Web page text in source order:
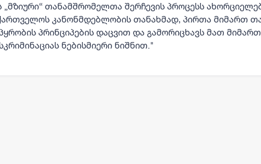
„მზიური“ თანამშრომელთა შერჩევის პროცესს
კანონმდებლობის თანახმად, პირთა მიმართ
პრინციპების დაცვით და გამორიცხავს მათ მიმართ
ნებისმიერი ნიშნით."